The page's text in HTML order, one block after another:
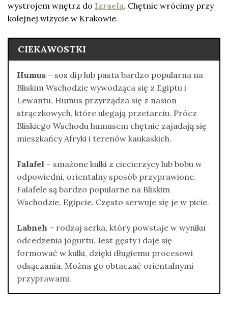
wystrojem wnętrz do Izraela. Chętnie wrócimy przy
kolejnej wizycie w Krakowie.
CIEKAWOSTKI
Humus – sos dip lub pasta bardzo popularna na
Bliskim Wschodzie wywodząca się z Egiptu i
Lewantu. Humus przyrządza się z nasion
strączkowych, które ulegają przetarciu. Prócz
Bliskiego Wschodu humusem chętnie zajadają się
mieszkańcy Afryki i terenów kaukaskich.
Falafel – smażone kulki z ciecierzycy lub bobu w
odpowiedni, orientalny sposób przyprawione.
Falafele są bardzo popularne na Bliskim
Wschodzie, Egipcie. Często serwuje się je w picie.
Labneh – rodzaj serka, który powstaje w wyniku
odcedzenia jogurtu. Jest gęsty i daje się
formować w kulki, dzięki długiemu procesowi
odsączania. Można go obtaczać orientalnymi
przyprawami.